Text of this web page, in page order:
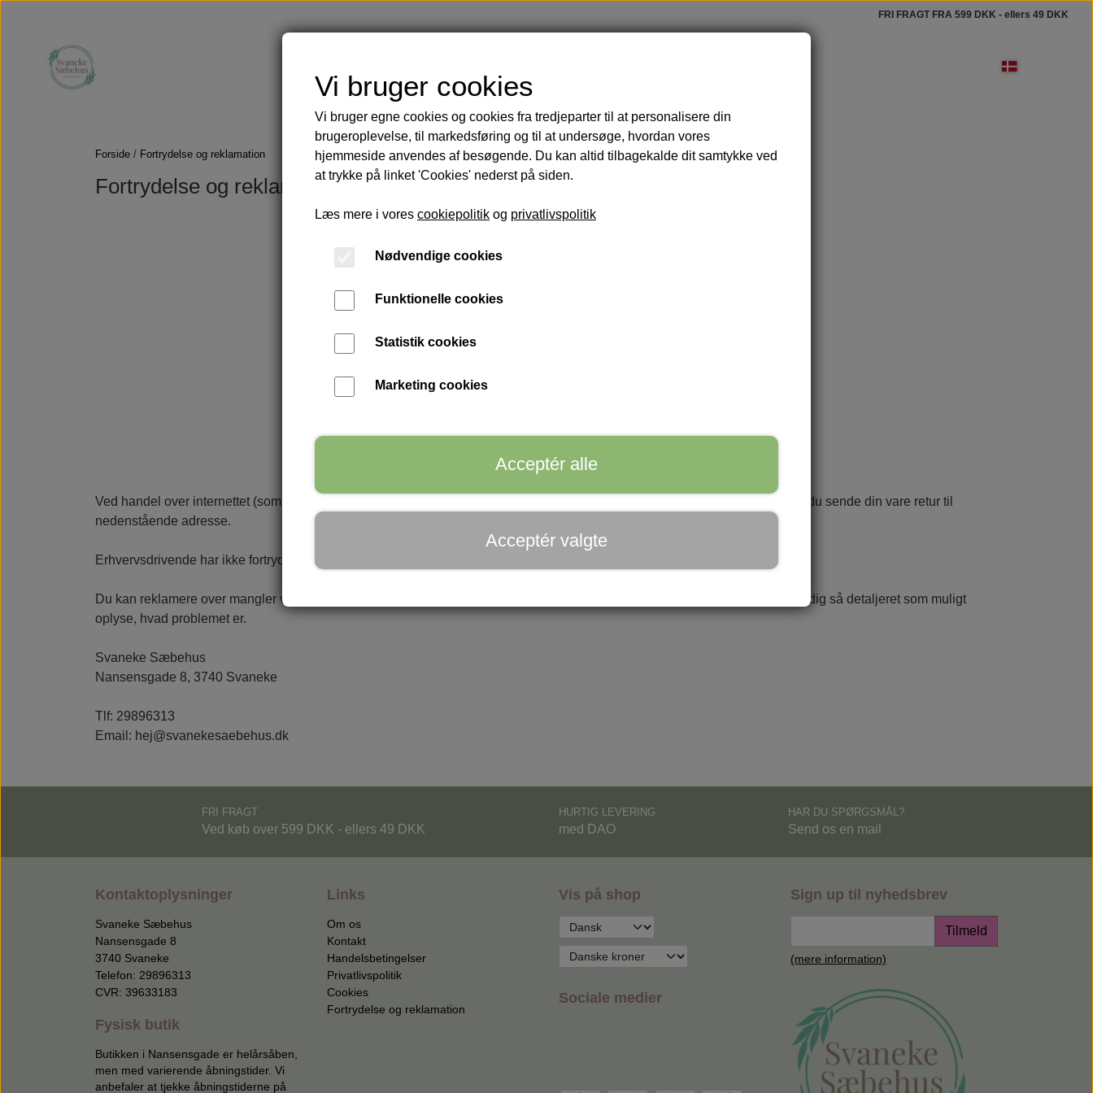
FRI FRAGT FRA 599 DKK - ellers 49 DKK
Skægolie og barbering
Olier til ansigt og krop
Håndmalede badeforhæng Kropspleje Tilbehør
Forside Fortrydelse og reklamation
Fortrydelse og reklamation
Ordrenummer *
Ved handel over internettet (som privatperson) har du altid to ugers fortrydelsesret. Ønsker du at benytte dig af denne, bedes du sende din vare retur til
nedenstående adresse.
Erhvervsdrivende har ikke fortrydelsesret.
Du kan reklamere over mangler ved varen inden for 24 måneder fra leveringstidspunktet ved at henvende dig til os. Vi beder dig så detaljeret som muligt
oplyse, hvad problemet er.
Svaneke Sæbehus
Nansensgade 8, 3740 Svaneke
Tlf: 29896313
Email: hej@svanekesaebehus.dk
FRI FRAGT
Ved køb over 599 DKK - ellers 49 DKK
HURTIG LEVERING
med DAO
HAR DU SPØRGSMÅL?
Send os en mail
Kontaktoplysninger
Svaneke Sæbehus
Nansensgade 8
3740 Svaneke
Telefon: 29896313
CVR: 39633183
Fysisk butik
Butikken i Nansensgade er helårsåben,
men med varierende åbningstider. Vi
anbefaler at tjekke åbningstiderne på
Links
Om os
Kontakt
Handelsbetingelser
Privatlivspolitik
Cookies
Fortrydelse og reklamation
Vis på shop
Sociale medier
Sign up til nyhedsbrev
Tilmeld
(mere information)
Vi bruger cookies
Vi bruger egne cookies og cookies fra tredjeparter til at personalisere din
brugeroplevelse, til markedsføring og til at undersøge, hvordan vores
hjemmeside anvendes af besøgende. Du kan altid tilbagekalde dit samtykke ved
at trykke på linket 'Cookies' nederst på siden.
Læs mere i vores cookiepolitik og privatlivspolitik
Nødvendige cookies
Funktionelle cookies
Statistik cookies
Marketing cookies
Acceptér alle
Acceptér valgte